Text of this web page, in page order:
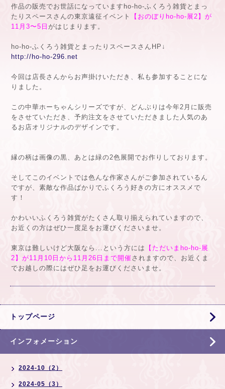
作品の販売でお世話になっていますho-ho-ふくろう雑貨とまっ
たりスペースさんの東京遠征イベント
【おのぼりho-ho-展2】が
11月3〜5日 がはじまります。
ho-ho-ふくろう雑貨とまったりスペースさんHP↓
http://ho-ho-296.net
今回は店長さんからお声掛けいただき、私も参加することにな
りました。
この中華ホーちゃんシリーズですが、どんぶりは今年2月に販売
をさせていただき、予約注文をさせていただきました人気のあ
るお店オリジナルのデザインです。
縁の柄は画像の黒、あとは緑の2色展開でお作りしております。
そしてこのイベントでは色んな作家さんがご参加されているん
ですが、素敵な作品ばかりでふくろう好きの方にオススメで
す！
かわいいふくろう雑貨がたくさん取り揃えられていますので、
お近くの方はぜひ一度足をお運びくださいませ。
東京は難しいけど大阪なら...という方には
【ただいまho-ho-展
2】が11月10日から11月26日まで開催されますので、お近くま
でお越しの際にはぜひ足をお運びくださいませ。
トップページ
インフォメーション
2024-10（2）
2024-05（3）